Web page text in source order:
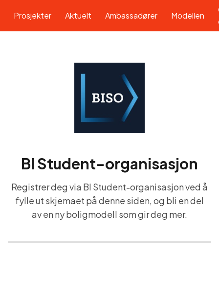
Prosjekter Aktuelt Ambassadører Modellen
BI Student-organisasjon
Registrer deg via BI Student-organisasjonved å
fylle ut skjemaet på denne siden, og bli en del
av en ny boligmodell som gir deg mer.